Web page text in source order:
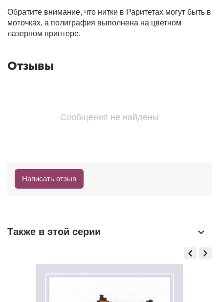
Обратите внимание, что нитки в Раритетах могут быть в
моточках, а полиграфия выполнена на цветном
лазерном принтере.
Отзывы
Сообщения не найдены
Написать отзыв
Также в этой серии